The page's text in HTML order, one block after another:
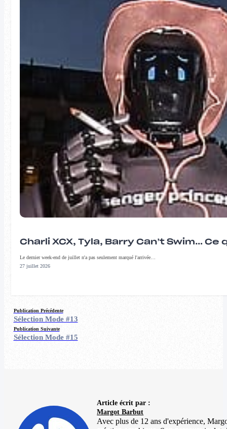
Charli XCX, Tyla, Barry Can’t Swim…
Le dernier week-end de juillet n'a pas seulement marqué l'arrivée…
27 juillet 2026
Publication Précédente
Sélection Mode #13
Publication Suivante
Sélection Mode #15
Article écrit par :
Margot Barbut
Avec plus de 12 ans d'expérience,